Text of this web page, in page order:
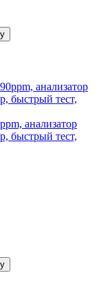
анализатор
быстрый тест,